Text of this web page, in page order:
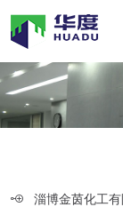
淄博金茵化工有限公司甲基